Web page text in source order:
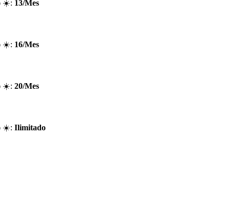
☀️: 13/Mes
☀️: 16/Mes
☀️: 20/Mes
☀️: Ilimitado